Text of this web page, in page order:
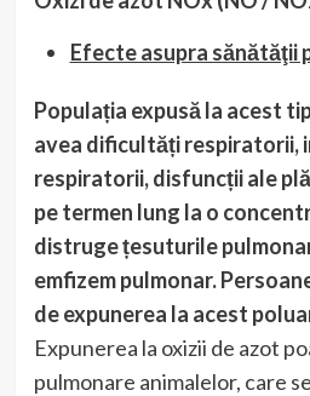
Efecte asupra sănătăţii
Populația expusă la acest
avea dificultăți respiratorii,
respiratorii, disfuncții ale
pe termen lung la o
distruge țesuturile
emfizem pulmonar.
de expunerea la acest
Expunerea la oxizii de azot
pulmonare animalelor, care